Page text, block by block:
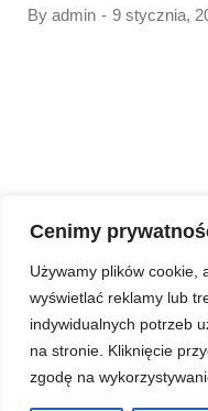
Cenimy
Używamy plików cookie,
wyświetlać reklamy lub
indywidualnych potrzeb
na stronie. Kliknięcie
zgodę na
By admin 9 stycznia,